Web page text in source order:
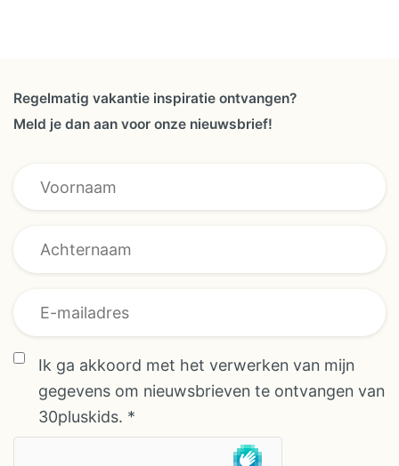
Regelmatig vakantie inspiratie ontvangen?
Meld je dan aan voor onze nieuwsbrief!
overeenkomst
AVG/GDPR
AVG/GDPR
Ik ga akkoord met het verwerken van mijn
gegevens om nieuwsbrieven te ontvangen van
30pluskids. *